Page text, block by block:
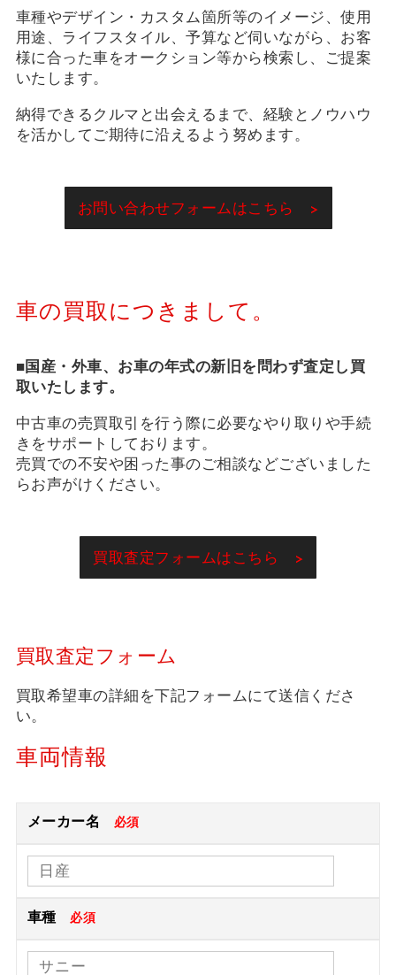
車種やデザイン・カスタム箇所等のイメージ、使用
用途、ライフスタイル、予算など伺いながら、お客
様に合った車をオークション等から検索し、ご提案
いたします。
納得できるクルマと出会えるまで、経験とノウハウ
を活かしてご期待に沿えるよう努めます。
お問い合わせフォームはこちら >
車の買取につきまして。
■国産・外車、お車の年式の新旧を問わず査定し買
取いたします。
中古車の売買取引を行う際に必要なやり取りや手続
きをサポートしております。
売買での不安や困った事のご相談などございました
らお声がけください。
買取査定フォームはこちら >
買取査定フォーム
買取希望車の詳細を下記フォームにて送信くださ
い。
車両情報
メーカー名 必須
車種 必須